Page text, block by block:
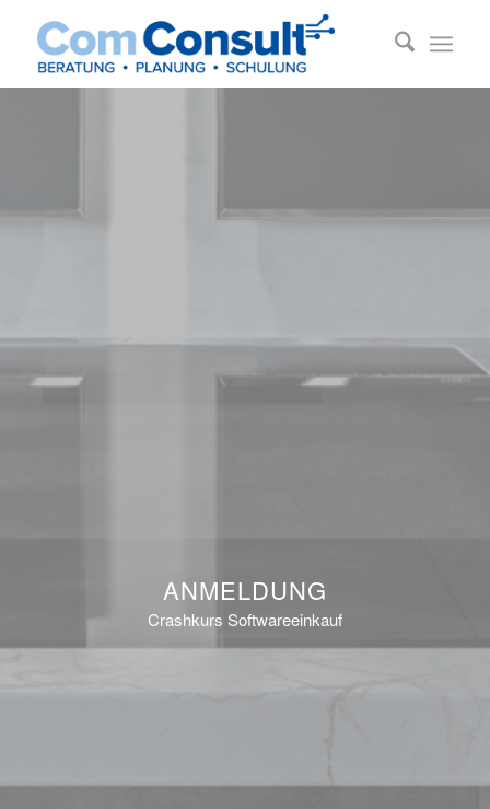
ANMELDUNG
Crashkurs Softwareeinkauf